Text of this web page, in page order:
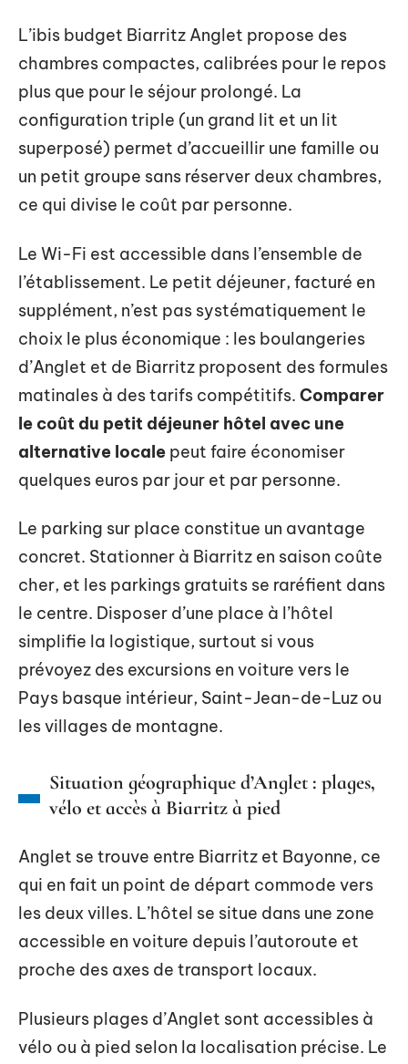
L’ibis budget Biarritz Anglet propose des
chambres compactes, calibrées pour le repos
plus que pour le séjour prolongé. La
configuration triple (un grand lit et un lit
superposé) permet d’accueillir une famille ou
un petit groupe sans réserver deux chambres,
ce qui divise le coût par personne.
Le Wi-Fi est accessible dans l’ensemble de
l’établissement. Le petit déjeuner, facturé en
supplément, n’est pas systématiquement le
choix le plus économique : les boulangeries
d’Anglet et de Biarritz proposent des formules
matinales à des tarifs compétitifs. Comparer
le coût du petit déjeuner hôtel avec une
alternative locale peut faire économiser
quelques euros par jour et par personne.
Le parking sur place constitue un avantage
concret. Stationner à Biarritz en saison coûte
cher, et les parkings gratuits se raréfient dans
le centre. Disposer d’une place à l’hôtel
simplifie la logistique, surtout si vous
prévoyez des excursions en voiture vers le
Pays basque intérieur, Saint-Jean-de-Luz ou
les villages de montagne.
Situation géographique d’Anglet : plages,
vélo et accès à Biarritz à pied
Anglet se trouve entre Biarritz et Bayonne, ce
qui en fait un point de départ commode vers
les deux villes. L’hôtel se situe dans une zone
accessible en voiture depuis l’autoroute et
proche des axes de transport locaux.
Plusieurs plages d’Anglet sont accessibles à
vélo ou à pied selon la localisation précise. Le